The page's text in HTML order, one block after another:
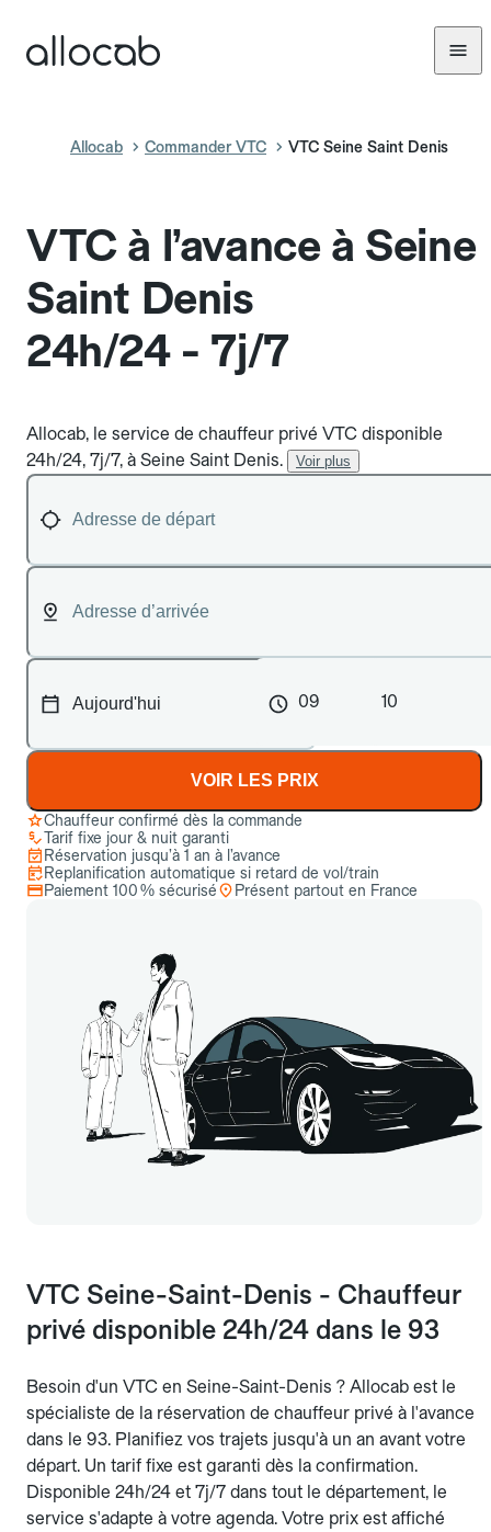
Allocab Commander VTC VTC Seine Saint Denis
VTC à l’avance à Seine
Saint Denis
24h/24 - 7j/7
Allocab, le service de chauffeur privé VTC disponible
24h/24, 7j/7, à Seine Saint Denis.
Voir plus
09 10
VOIR LES PRIX
Chauffeur confirmé dès la commande
Tarif fixe jour & nuit garanti
Réservation jusqu’à 1 an à l’avance
Replanification automatique si retard de vol/train
Paiement 100 % sécurisé
Présent partout en France
VTC Seine-Saint-Denis - Chauffeur
privé disponible 24h/24 dans le 93
Besoin d'un VTC en Seine-Saint-Denis ? Allocab est le
spécialiste de la réservation de chauffeur privé à l'avance
dans le 93. Planifiez vos trajets jusqu'à un an avant votre
départ. Un tarif fixe est garanti dès la confirmation.
Disponible 24h/24 et 7j/7 dans tout le département, le
service s'adapte à votre agenda. Votre prix est affiché